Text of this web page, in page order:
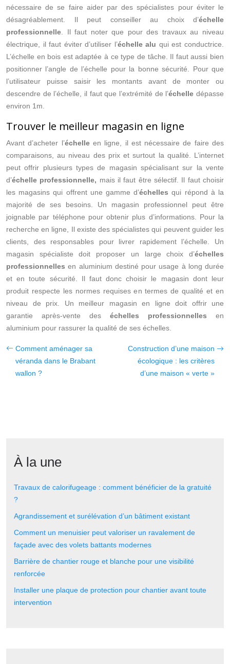
nécessaire de se faire aider par des spécialistes pour éviter le
désagréablement. Il peut conseiller au choix d’échelle
professionnelle . Il faut noter que pour des travaux au niveau
électrique, il faut éviter d’utiliser l’échelle alu qui est conductrice.
L’échelle en bois est adaptée à ce type de tâche. Il faut aussi bien
positionner l’angle de l’échelle pour la bonne sécurité. Pour que
l’utilisateur puisse saisir les montants avant de monter ou
descendre de l’échelle, il faut que l’extrémité de l’échelle dépasse
environ 1m.
Trouver le meilleur magasin en ligne
Avant d’acheter l’échelleen ligne, il est nécessaire de faire des
comparaisons, au niveau des prix et surtout la qualité. L’internet
peut offrir plusieurs types de magasin spécialisant sur la vente
d’échelle professionnelle, mais il faut être sélectif. Il faut choisir
les magasins qui offrent une gamme d’échelles qui répond à la
majorité de ses besoins. Un magasin professionnel peut être
joignable par téléphone pour obtenir plus d’informations. Pour la
recherche en ligne, Il existe des spécialistes qui peuvent guider les
clients, des responsables pour livrer rapidement l’échelle. Un
magasin spécialiste doit proposer un large choix d’échelles
professionnellesen aluminium destiné pour usage à long durée
et en toute sécurité. Il faut donc choisir le magasin dont leur
produit respecte les normes requises en termes de qualité et en
niveau de prix. Un meilleur magasin en ligne doit offrir une
garantie après-vente des échelles professionnelles en
aluminium pour rassurer la qualité de ses échelles.
Comment aménager sa
véranda dans le Brabant
wallon ?
Construction d’une maison
écologique : les critères
d’une maison « verte »
À la une
Travaux de calorifugeage : comment bénéficier de la gratuité
?
Agrandissement et surélévation d’un bâtiment existant
Comment un menuisier peut valoriser un ravalement de
façade avec des volets battants modernes
Barrière de chantier rouge et blanche pour une visibilité
renforcée
Installer une plaque de protection pour chantier avant toute
intervention